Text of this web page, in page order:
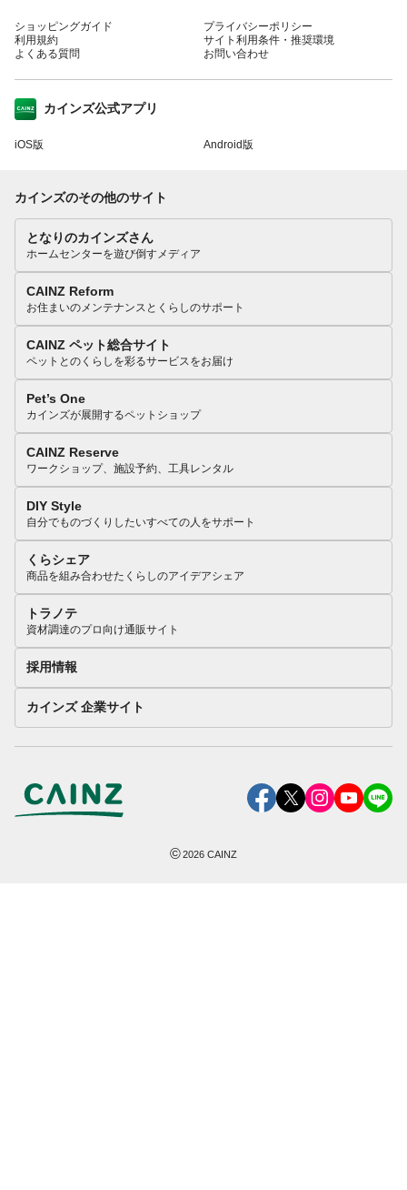
ショッピングガイド
利用規約
よくある質問
プライバシーポリシー
サイト利用条件・推奨環境
お問い合わせ
カインズ公式アプリ
iOS版 Android版
カインズのその他のサイト
となりのカインズさん
ホームセンターを遊び倒すメディア
CAINZ Reform
お住まいのメンテナンスとくらしのサポート
CAINZ ペット総合サイト
ペットとのくらしを彩るサービスをお届け
Pet’s One
カインズが展開するペットショップ
CAINZ Reserve
ワークショップ、施設予約、工具レンタル
DIY Style
自分でものづくりしたいすべての人をサポート
くらシェア
商品を組み合わせたくらしのアイデアシェア
トラノテ
資材調達のプロ向け通販サイト
採用情報
カインズ 企業サイト
©2026 CAINZ